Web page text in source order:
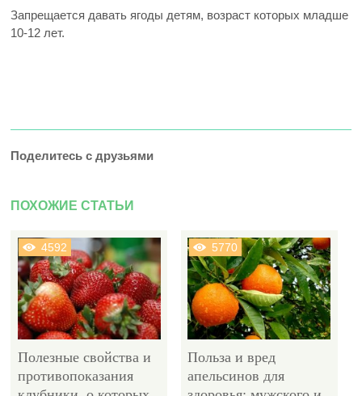
Запрещается давать ягоды детям, возраст которых младше
10-12 лет.
Поделитесь с друзьями
ПОХОЖИЕ СТАТЬИ
4592
Полезные свойства и
противопоказания
5770
Польза и вред
апельсинов для